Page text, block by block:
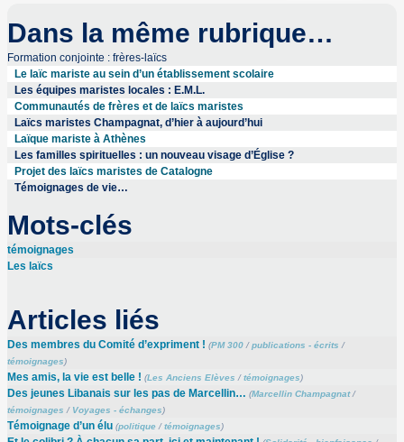
Dans la même rubrique…
Formation conjointe : frères-laïcs
Le laïc mariste au sein d’un établissement scolaire
Les équipes maristes locales : E.M.L.
Communautés de frères et de laïcs maristes
Laïcs maristes Champagnat, d’hier à aujourd’hui
Laïque mariste à Athènes
Les familles spirituelles : un nouveau visage d’Église ?
Projet des laïcs maristes de Catalogne
Témoignages de vie…
Mots-clés
témoignages
Les laïcs
Articles liés
Des membres du Comité d’expriment ! (PM 300/publications - écrits /
témoignages)
Mes amis, la vie est belle ! (Les Anciens Elèves /témoignages)
Des jeunes Libanais sur les pas de Marcellin… (Marcellin Champagnat/
témoignages / Voyages - échanges)
Témoignage d’un élu (politique/témoignages)